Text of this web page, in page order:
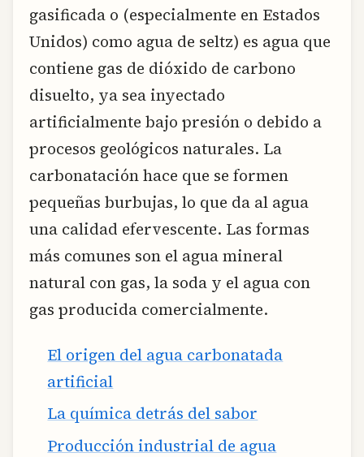
gasificada o (especialmente en Estados
Unidos) como agua de seltz) es agua que
contiene gas de dióxido de carbono
disuelto, ya sea inyectado
artificialmente bajo presión o debido a
procesos geológicos naturales. La
carbonatación hace que se formen
pequeñas burbujas, lo que da al agua
una calidad efervescente. Las formas
más comunes son el agua mineral
natural con gas, la soda y el agua con
gas producida comercialmente.
El origen del agua carbonatada
artificial
La química detrás del sabor
Producción industrial de agua